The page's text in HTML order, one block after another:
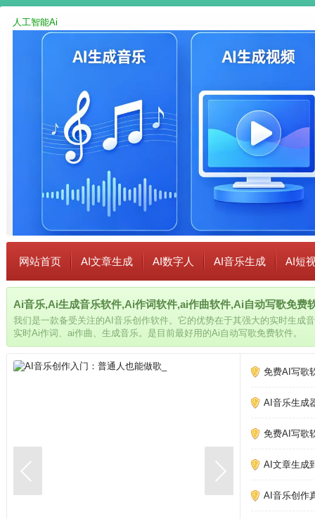
人工智能Ai
网站首页 AI文章生成 AI数字人 AI音乐生成 AI短
Ai音乐,Ai生成音乐软件,Ai作词软件,ai作曲软件,Ai自动写歌免费
我们是一款备受关注的AI音乐创作软件。它的优势在于其强大的实时生成
实时Ai作词、ai作曲、生成音乐。是目前最好用的Ai自动写歌免费软件。
免费AI写歌
AI音乐生成
免费AI写歌
AI文章生成
AI音乐创作